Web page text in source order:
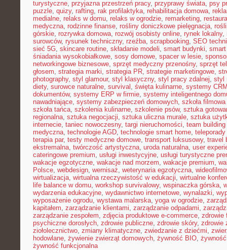
turystyczne, przyjazna przestrzeń pracy, przyprawy świata, psy
puzzle, quizy, rafting, rak profilaktyka, rehabilitacja domowa,
medialne, relaks w domu, relaks w ogrodzie, remarketing,
medyczna, rodzinne finanse, rośliny doniczkowe pielęgnacja,
górskie, rozrywka domowa, rozwój osobisty online, rynek lokalny,
surowców, rysunek techniczny, rzeźba, scrapbooking, SEO
sieć 5G, skincare routine, składanie modeli, smart budynki,
śniadania wysokobiałkowe, sosy domowe, spacer w lesie,
networkingowe biznesowe, sprzęt medyczny przenośny, sprzęt
głosem, strategia marki, strategia PR, strategie marketingowe,
photography, styl glamour, styl klasyczny, styl pracy zdalnej, styl
diety, surowce naturalne, survival , święta kulinarne, systemy
dokumentów, systemy ERP w firmie, systemy inteligentnego
nawadniające, systemy zabezpieczeń domowych, szkoła
szkoła tańca, szkolenia kulinarne, szkolenie psów, sztuka
regionalna, sztuka negocjacji, sztuka uliczna murale, sztuka
internecie, taniec nowoczesny, targi nieruchomości, team
medyczna, technologie AGD, technologie smart home,
terapia par, testy medyczne domowe, transport luksusowy, travel
ekstremalna, twórczość artystyczna, uroda naturalna, user
cateringowe premium, usługi inwestycyjne, usługi turystyczne
wakacje egzotyczne, wakacje nad morzem, wakacje premium,
Polsce, webdesign, wernisaż, weterynaria egzotyczna,
wirtualizacja, wirtualna rzeczywistość w edukacji, wirtualne
life balance w domu, workshop survivalowy, wspinaczka górska,
wydarzenia edukacyjne, wydawnictwo internetowe, wynalazki,
wyposażenie ogrodu, wystawa malarska, yoga w ogrodzie,
kapitałem, zarządzanie klientami, zarządzanie odpadami,
zarządzanie zespołem, zdjęcia produktowe e-commerce, zdrowie
psychiczne dorosłych, zdrowie publiczne, zdrowie skóry, zdrowie
ziołolecznictwo, zmiany klimatyczne, zwiedzanie z dziećmi,
hodowlane, żywienie zwierząt domowych, żywność BIO,
żywność funkcjonalna